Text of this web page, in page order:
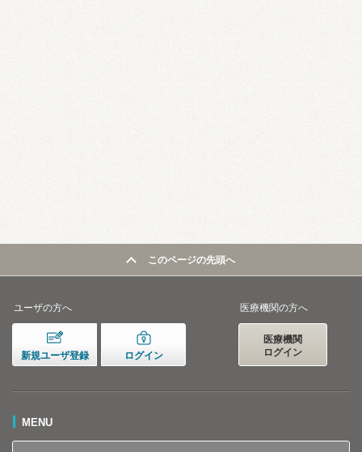
このページの先頭へ
ユーザの方へ
新規ユーザ登録 ログイン
医療機関の方へ
医療機関
ログイン
MENU